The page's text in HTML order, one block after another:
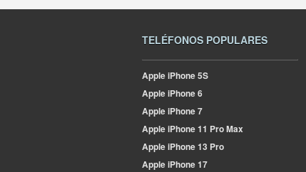
TELÉFONOS POPULARES
AppleiPhone 5S
AppleiPhone 6
AppleiPhone 7
AppleiPhone 11 Pro Max
AppleiPhone 13 Pro
AppleiPhone 17